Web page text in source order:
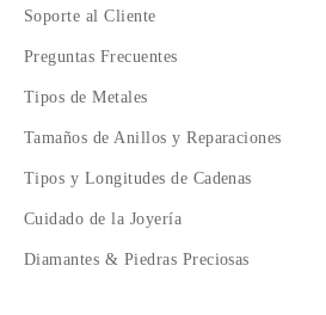
Soporte al Cliente
Preguntas Frecuentes
Tipos de Metales
Tamaños de Anillos y Reparaciones
Tipos y Longitudes de Cadenas
Cuidado de la Joyería
Diamantes & Piedras Preciosas